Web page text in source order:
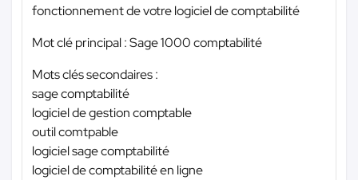
fonctionnement de votre logiciel de comptabilité
Mot clé principal : Sage 1000 comptabilité
Mots clés secondaires :
sage comptabilité
logiciel de gestion comptable
outil comtpable
logiciel sage comptabilité
logiciel de comptabilité en ligne